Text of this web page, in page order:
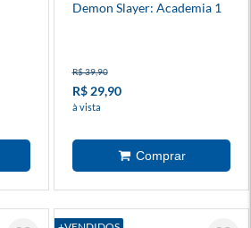
Demon Slayer: Academia 1
R$ 39,90
R$ 29,90
à vista